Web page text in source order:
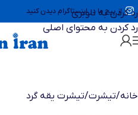
رد کردن به ناوبری
رد کردن به محتوای اصلی
از پیج ما در اینستاگرام دیدن کنید
خانه/تیشرت/تیشرت یقه گرد